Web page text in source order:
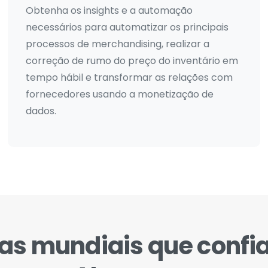
Obtenha os insights e a automação
necessários para automatizar os principais
processos de merchandising, realizar a
correção de rumo do preço do inventário em
tempo hábil e transformar as relações com
fornecedores usando a monetização de
dados.
mundiais que